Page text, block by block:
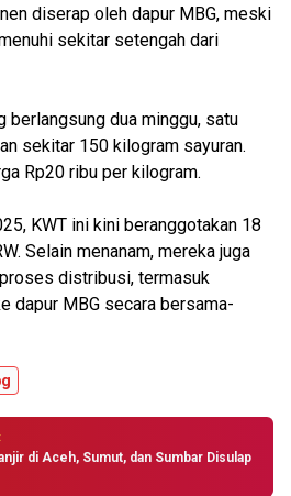
diserap oleh dapur MBG, meski
sekitar setengah dari
berlangsung dua minggu, satu
sekitar 150 kilogram sayuran.
Rp20 ribu per kilogram.
KWT ini kini beranggotakan 18
Selain menanam, mereka juga
distribusi, termasuk
dapur MBG secara bersama-
di Aceh, Sumut, dan Sumbar Disulap